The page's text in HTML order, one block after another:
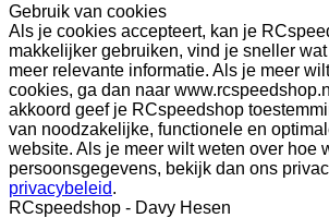
Gebruik van cookies
Als je cookies accepteert, kan je
makkelijker gebruiken, vind je sneller
meer relevante informatie. Als je meer
cookies, ga dan naar
akkoord geef je RCspeedshop
van noodzakelijke, functionele en
website. Als je meer wilt weten over hoe
persoonsgegevens, bekijk dan ons
privacybeleid.
RCspeedshop - Davy Hesen